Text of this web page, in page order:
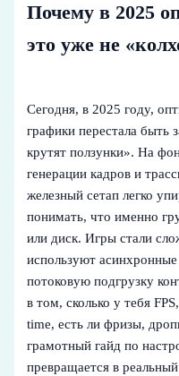
Почему в 2025
это уже не
Сегодня, в 2025 году,
графики перестала быть
крутят ползунки». На
генерации кадров и
железный сетап легко
понимать, что именно
или диск. Игры стали
используют
потоковую подгрузку
в том, сколько у тебя
time, есть ли фризы,
грамотный гайд по
превращается в